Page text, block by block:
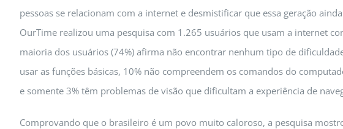
pessoas se relacionam com a internet e desmistificar que essa geração
OurTime realizou uma pesquisa com 1.265 usuários que usam a internet
maioria dos usuários (74%) afirma não encontrar nenhum tipo de
usar as funções básicas, 10% não compreendem os comandos do
e somente 3% têm problemas de visão que dificultam a experiência de
Comprovando que o brasileiro é um povo muito caloroso, a pesquisa